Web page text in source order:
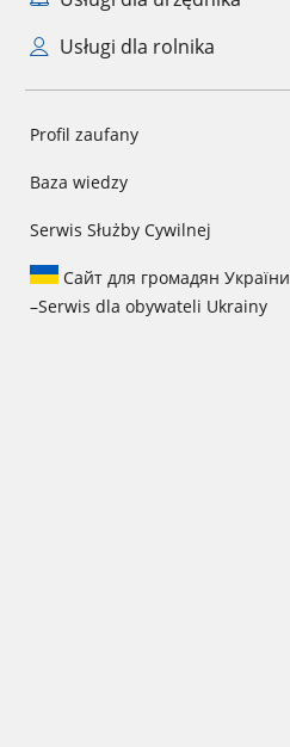
Usługi dla rolnika
Profil zaufany
Baza wiedzy
Serwis Służby Cywilnej
Сайт для громадян України
–Serwis dla obywateli Ukrainy